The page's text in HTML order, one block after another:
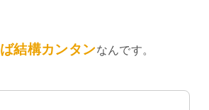
結構カンタンなんです。